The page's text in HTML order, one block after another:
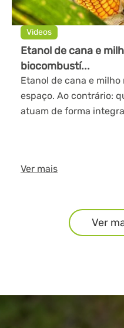
Videos
Etanol de cana e
biocombustí...
Etanol de cana e
espaço. Ao contrário:
atuam de forma
Ver mais
Ver